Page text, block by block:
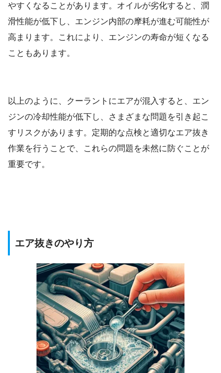
やすくなることがあります。オイルが劣化すると、潤
滑性能が低下し、エンジン内部の摩耗が進む可能性が
高まります。これにより、エンジンの寿命が短くなる
こともあります。
以上のように、クーラントにエアが混入すると、エン
ジンの冷却性能が低下し、さまざまな問題を引き起こ
すリスクがあります。定期的な点検と適切なエア抜き
作業を行うことで、これらの問題を未然に防ぐことが
重要です。
エア抜きのやり方